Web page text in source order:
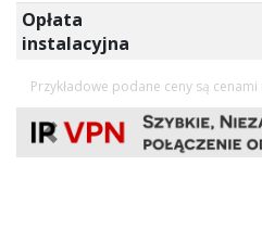
Opłata
instalacyjna
Przykładowe podane ceny są
Previous